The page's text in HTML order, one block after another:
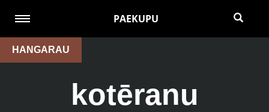
PAEKUPU
HANGARAU
kotēranu